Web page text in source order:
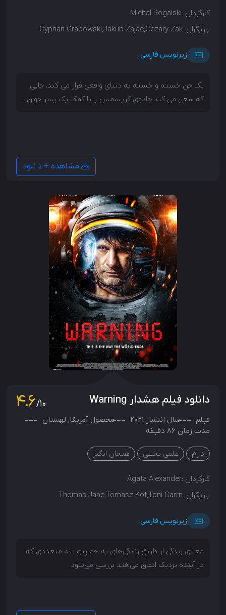
کارگردان :Michal Rogalski
بازیگران :Cyprian Grabowski,Jakub Zajac,Cezary Zak
زیرنویس فارسی
یک جن خسته و خسته به دنیای واقعی فرار می کند، جایی
که سعی می کند جادوی کریسمس را با کمک یک پسر جوان...
مشاهده + دانلود
دانلود فیلم هشدار Warning 4.6/10
فیلم سال انتشار 2021 محصول آمریکا, لهستان
مدت زمان 86 دقیقه
درام علمی تخیلی هیجان انگیز
کارگردان :Agata Alexander
بازیگران :Thomas Jane,Tomasz Kot,Toni Garrn
زیرنویس فارسی
معنای زندگی از طریق زندگی‌های به هم پیوسته متعددی که
در آینده نزدیک اتفاق می‌افتد بررسی می‌شود.